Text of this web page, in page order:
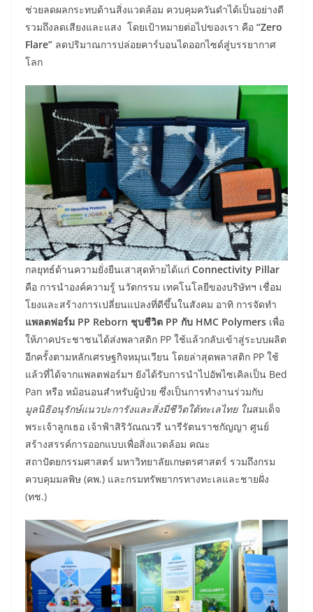
ช่วยลดผลกระทบด้านสิ่งแวดล้อม ควบคุมควันดำได้เป็นอย่างดี
รวมถึงลดเสียงและแสง โดยเป้าหมายต่อไปของเรา คือ “Zero
Flare” ลดปริมาณการปล่อยคาร์บอนไดออกไซด์สู่บรรยากาศ
โลก
กลยุทธ์ด้านความยั่งยืนเสาสุดท้ายได้แก่ Connectivity Pillar
คือ การนำองค์ความรู้ นวัตกรรม เทคโนโลยีของบริษัทฯ เชื่อม
โยงและสร้างการเปลี่ยนแปลงที่ดีขึ้นในสังคม อาทิ การจัดทำ
แพลตฟอร์ม PP Reborn ชุบชีวิต PP กับ HMC Polymers เพื่อ
ให้ภาคประชาชนได้ส่งพลาสติก PP ใช้แล้วกลับเข้าสู่ระบบผลิต
อีกครั้งตามหลักเศรษฐกิจหมุนเวียน โดยล่าสุดพลาสติก PP ใช้
แล้วที่ได้จากแพลตฟอร์มฯ ยังได้รับการนำไปอัพไซเคิลเป็น Bed
Pan หรือ หม้อนอนสำหรับผู้ป่วย ซึ่งเป็นการทำงานร่วมกับ
มูลนิธิอนุรักษ์แนวปะการังและสิ่งมีชีวิตใต้ทะเลไทย ในสมเด็จ
พระเจ้าลูกเธอ เจ้าฟ้าสิริวัณณวรี นารีรัตนราชกัญญา ศูนย์
สร้างสรรค์การออกแบบเพื่อสิ่งแวดล้อม คณะ
สถาปัตยกรรมศาสตร์ มหาวิทยาลัยเกษตรศาสตร์ รวมถึงกรม
ควบคุมมลพิษ (คพ.) และกรมทรัพยากรทางทะเลและชายฝั่ง
(ทช.)